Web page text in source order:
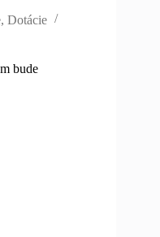
,Dotácie
bude